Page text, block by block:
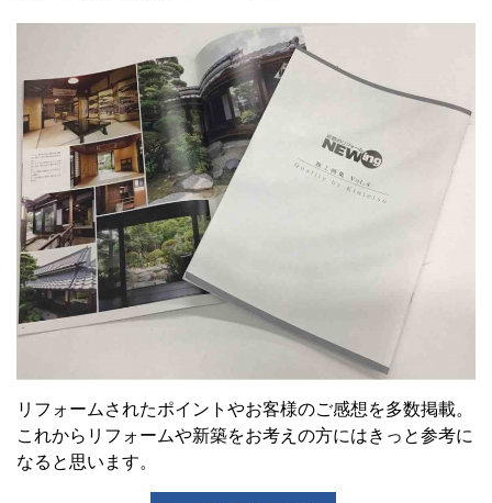
リフォームされたポイントやお客様のご感想を多数掲載。
これからリフォームや新築をお考えの方にはきっと参考に
なると思います。